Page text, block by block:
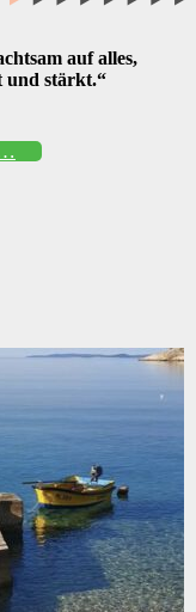
auf alles,
und stärkt.“